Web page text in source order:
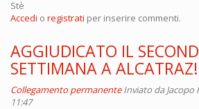
Stè
Accedi o registrati per inserire commenti.
AGGIUDICATO IL
SETTIMANA A ALCATRAZ!
Collegamento permanente Inviato daJacopo
11:47